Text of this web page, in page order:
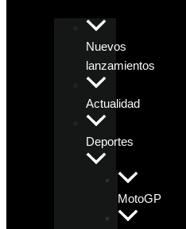
Nuevos
lanzamientos
Actualidad
Deportes
MotoGP